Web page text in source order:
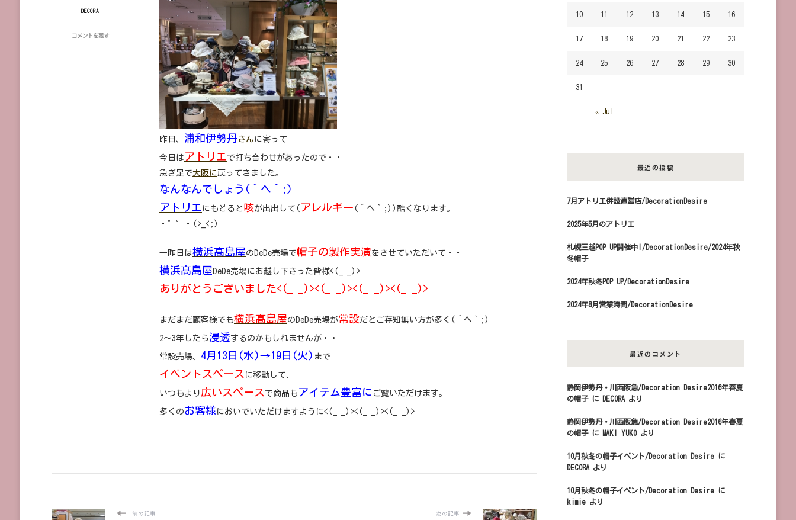
DECORA
浦
コメントを残す
昨日、 浦和伊勢丹さん に寄って
今日は アトリエ で打ち合わせがあったので・・
急ぎ足で大阪に戻ってきました。
なんなんでしょう(´ヘ｀;)
アトリエ にもどると 咳が出出して( アレルギー (´ヘ｀;))酷くなります。
・゜゜・(>_<;)
一昨日は横浜髙島屋のDeDe売場で帽子の製作実演をさせていただいて・・
横浜髙島屋 DeDe売場にお越し下さった皆様<(_ _)>
ありがとうございました<(_ _)><(_ _)><(_ _)><(_ _)>
まだまだ顧客様でも横浜髙島屋のDeDe売場が常設だとご存知無い方が多く(´ヘ｀;)
2～3年したら浸透するのかもしれませんが・・
常設売場、 4月13日(水)→19日(火) まで
イベントスペース に移動して、
いつもより 広いスペース で商品も アイテム豊富に ご覧いただけます。
多くのお客様 においでいただけますように<(_ _)><(_ _)><(_ _)>
前の記事 次の記事
« Jul
10 11 12 13 14 15 16
17 18 19 20 21 22 23
24 25 26 27 28 29 30
31
最近の投稿
7月アトリエ併設直営店/DecorationDesire
2025年5月のアトリエ
札幌三越POP UP開催中!/DecorationDesire/2024年秋
冬帽子
2024年秋冬POP UP/DecorationDesire
2024年8月営業時間/DecorationDesire
最近のコメント
静岡伊勢丹・川西阪急/Decoration Desire2016年春夏
の帽子に DECORAより
静岡伊勢丹・川西阪急/Decoration Desire2016年春夏
の帽子に MAKI YUKOより
10月秋冬の帽子イベント/Decoration Desireに
DECORAより
10月秋冬の帽子イベント/Decoration Desireに
kimieより